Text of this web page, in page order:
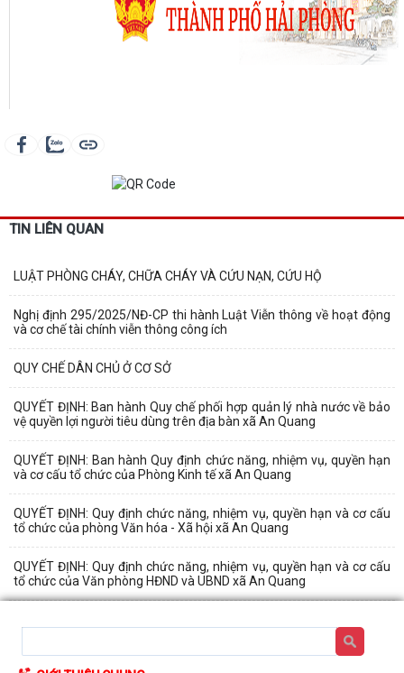
TIN LIÊN QUAN
LUẬT PHÒNG CHÁY, CHỮA CHÁY VÀ CỨU NẠN, CỨU HỘ
Nghị định 295/2025/NĐ-CP thi hành Luật Viễn thông về hoạt động
và cơ chế tài chính viễn thông công ích
QUY CHẾ DÂN CHỦ Ở CƠ SỞ
QUYẾT ĐỊNH: Ban hành Quy chế phối hợp quản lý nhà nước về bảo
vệ quyền lợi người tiêu dùng trên địa bàn xã An Quang
QUYẾT ĐỊNH: Ban hành Quy định chức năng, nhiệm vụ, quyền hạn
và cơ cấu tổ chức của Phòng Kinh tế xã An Quang
QUYẾT ĐỊNH: Quy định chức năng, nhiệm vụ, quyền hạn và cơ cấu
tổ chức của phòng Văn hóa - Xã hội xã An Quang
QUYẾT ĐỊNH: Quy định chức năng, nhiệm vụ, quyền hạn và cơ cấu
tổ chức của Văn phòng HĐND và UBND xã An Quang